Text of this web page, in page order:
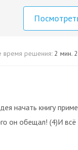
время решения: 2 мин.
начать книгу
он обещал! (4)И